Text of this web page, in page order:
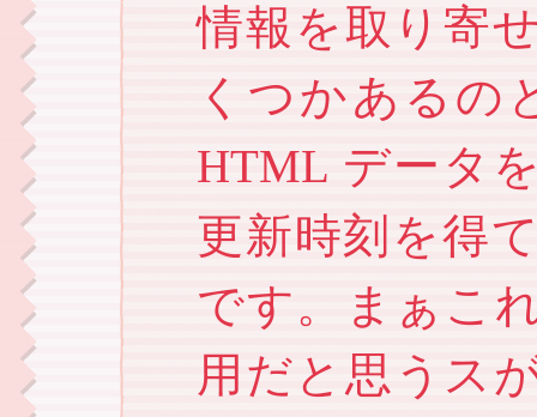
情報を取り寄
くつかあるの
HTML データ
更新時刻を得
です。まぁこ
用だと思うス